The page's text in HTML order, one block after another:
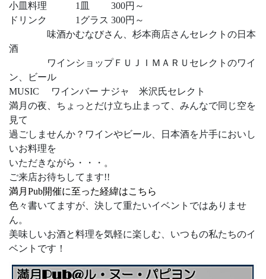
小皿料理 1皿 300円～
ドリンク 1グラス 300円～
味酒かむなびさん、杉本商店さんセレクトの日本
酒
ワインショップＦＵＪＩＭＡＲＵセレクトのワイ
ン、ビール
MUSIC ワインバー ナジャ 米沢氏セレクト
満月の夜、ちょっとだけ立ち止まって、みんなで同じ空を
見て
過ごしませんか？ワインやビール、日本酒を片手においし
いお料理を
いただきながら・・・。
ご来店お待ちしてます!!
満月Pub開催に至った経緯はこちら
色々書いてますが、決して重たいイベントではありませ
ん。
美味しいお酒と料理を気軽に楽しむ、いつもの私たちのイ
ベントです！